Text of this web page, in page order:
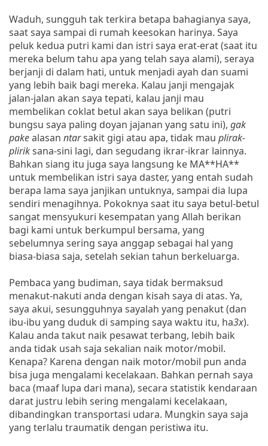
Waduh, sungguh tak terkira betapa bahagianya saya,
saat saya sampai di rumah keesokan harinya. Saya
peluk kedua putri kami dan istri saya erat-erat (saat itu
mereka belum tahu apa yang telah saya alami), seraya
berjanji di dalam hati, untuk menjadi ayah dan suami
yang lebih baik bagi mereka. Kalau janji mengajak
jalan-jalan akan saya tepati, kalau janji mau
membelikan coklat betul akan saya belikan (putri
bungsu saya paling doyan jajanan yang satu ini), gak
pakealasan ntarsakit gigi atau apa, tidak mau plirak-
pliriksana-sini lagi, dan segudang ikrar-ikrar lainnya.
Bahkan siang itu juga saya langsung ke MA**HA**
untuk membelikan istri saya daster, yang entah sudah
berapa lama saya janjikan untuknya, sampai dia lupa
sendiri menagihnya. Pokoknya saat itu saya betul-betul
sangat mensyukuri kesempatan yang Allah berikan
bagi kami untuk berkumpul bersama, yang
sebelumnya sering saya anggap sebagai hal yang
biasa-biasa saja, setelah sekian tahun berkeluarga.
Pembaca yang budiman, saya tidak bermaksud
menakut-nakuti anda dengan kisah saya di atas. Ya,
saya akui, sesungguhnya sayalah yang penakut (dan
ibu-ibu yang duduk di samping saya waktu itu, ha3x).
Kalau anda takut naik pesawat terbang, lebih baik
anda tidak usah saja sekalian naik motor/mobil.
Kenapa? Karena dengan naik motor/mobil pun anda
bisa juga mengalami kecelakaan. Bahkan pernah saya
baca (maaf lupa dari mana), secara statistik kendaraan
darat justru lebih sering mengalami kecelakaan,
dibandingkan transportasi udara. Mungkin saya saja
yang terlalu traumatik dengan peristiwa itu.